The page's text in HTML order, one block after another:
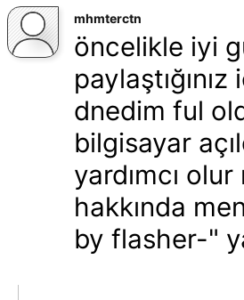
mhmterctn
öncelikle iyi
dnedim ful
bilgisayar
yardımcı
hakkında
by flasher-"